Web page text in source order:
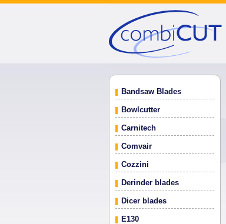
Bandsaw Blades
Bowlcutter
Carnitech
Comvair
Cozzini
Derinder blades
Dicer blades
E130